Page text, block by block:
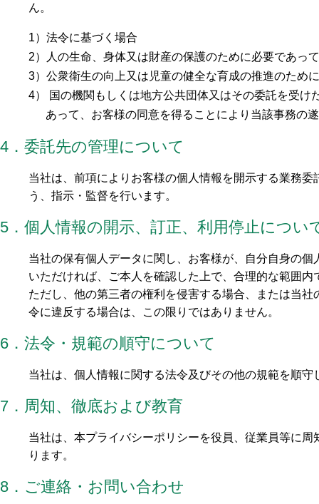
ん。
1）法令に基づく場合
2）人の生命、身体又は財産の保護のために必要であっ
3）公衆衛生の向上又は児童の健全な育成の推進のため
4） 国の機関もしくは地方公共団体又はその委託を受
あって、お客様の同意を得ることにより当該事務の
4．委託先の管理について
当社は、前項によりお客様の個人情報を開示する業務
う、指示・監督を行います。
5．個人情報の開示、訂正、利用停止につい
当社の保有個人データに関し、お客様が、自分自身の
いただければ、ご本人を確認した上で、合理的な範囲
ただし、他の第三者の権利を侵害する場合、または当
令に違反する場合は、この限りではありません。
6．法令・規範の順守について
当社は、個人情報に関する法令及びその他の規範を順守
7．周知、徹底および教育
当社は、本プライバシーポリシーを役員、従業員等に
ります。
8．ご連絡・お問い合わせ